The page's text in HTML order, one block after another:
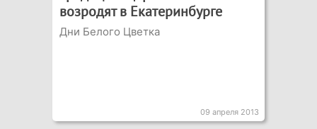
возродят в Екатеринбурге
Дни Белого Цветка
09 апреля 2013